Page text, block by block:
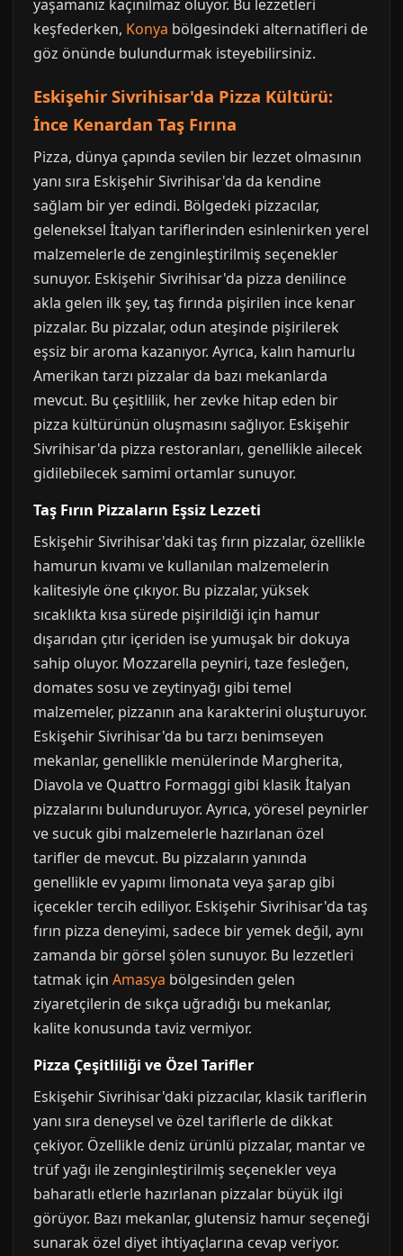
yaşamanız kaçınılmaz oluyor. Bu lezzetleri
keşfederken, Konya bölgesindeki alternatifleri de
göz önünde bulundurmak isteyebilirsiniz.
Eskişehir Sivrihisar'da Pizza Kültürü:
İnce Kenardan Taş Fırına
Pizza, dünya çapında sevilen bir lezzet olmasının
yanı sıra Eskişehir Sivrihisar'da da kendine
sağlam bir yer edindi. Bölgedeki pizzacılar,
geleneksel İtalyan tariflerinden esinlenirken yerel
malzemelerle de zenginleştirilmiş seçenekler
sunuyor. Eskişehir Sivrihisar'da pizza denilince
akla gelen ilk şey, taş fırında pişirilen ince kenar
pizzalar. Bu pizzalar, odun ateşinde pişirilerek
eşsiz bir aroma kazanıyor. Ayrıca, kalın hamurlu
Amerikan tarzı pizzalar da bazı mekanlarda
mevcut. Bu çeşitlilik, her zevke hitap eden bir
pizza kültürünün oluşmasını sağlıyor. Eskişehir
Sivrihisar'da pizza restoranları, genellikle ailecek
gidilebilecek samimi ortamlar sunuyor.
Taş Fırın Pizzaların Eşsiz Lezzeti
Eskişehir Sivrihisar'daki taş fırın pizzalar, özellikle
hamurun kıvamı ve kullanılan malzemelerin
kalitesiyle öne çıkıyor. Bu pizzalar, yüksek
sıcaklıkta kısa sürede pişirildiği için hamur
dışarıdan çıtır içeriden ise yumuşak bir dokuya
sahip oluyor. Mozzarella peyniri, taze fesleğen,
domates sosu ve zeytinyağı gibi temel
malzemeler, pizzanın ana karakterini oluşturuyor.
Eskişehir Sivrihisar'da bu tarzı benimseyen
mekanlar, genellikle menülerinde Margherita,
Diavola ve Quattro Formaggi gibi klasik İtalyan
pizzalarını bulunduruyor. Ayrıca, yöresel peynirler
ve sucuk gibi malzemelerle hazırlanan özel
tarifler de mevcut. Bu pizzaların yanında
genellikle ev yapımı limonata veya şarap gibi
içecekler tercih ediliyor. Eskişehir Sivrihisar'da taş
fırın pizza deneyimi, sadece bir yemek değil, aynı
zamanda bir görsel şölen sunuyor. Bu lezzetleri
tatmak için Amasya bölgesinden gelen
ziyaretçilerin de sıkça uğradığı bu mekanlar,
kalite konusunda taviz vermiyor.
Pizza Çeşitliliği ve Özel Tarifler
Eskişehir Sivrihisar'daki pizzacılar, klasik tariflerin
yanı sıra deneysel ve özel tariflerle de dikkat
çekiyor. Özellikle deniz ürünlü pizzalar, mantar ve
trüf yağı ile zenginleştirilmiş seçenekler veya
baharatlı etlerle hazırlanan pizzalar büyük ilgi
görüyor. Bazı mekanlar, glutensiz hamur seçeneği
sunarak özel diyet ihtiyaçlarına cevap veriyor.